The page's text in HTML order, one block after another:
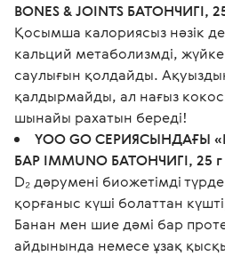
BONES & JOINTS БАТОНЧИГІ,
Қосымша калориясыз нәзік
кальций метаболизмді, жүйке
саулығын қолдайды.
қалдырмайды, ал нағыз
шынайы рахатын береді!
YOO GO СЕРИЯСЫНДАҒЫ
БАР IMMUNO БАТОНЧИГІ, 25 г
D₂ дәрумені биожетімді
қорғаныс күші болаттан
Банан мен шие дәмі бар
айдынында немесе ұзақ